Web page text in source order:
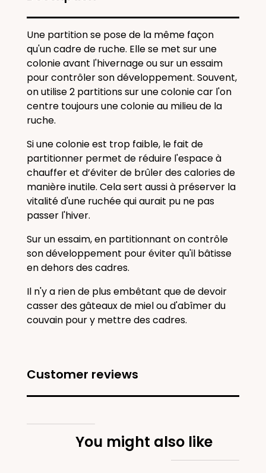
Une partition se pose de la même façon
qu'uncadre de ruche. Elle se met sur une
colonie avant l'hivernage ou sur un essaim
pour contrôler son développement. Souvent,
on utilise 2 partitions sur une colonie car l'on
centre toujours une colonie au milieu de la
ruche.
Si une colonie est trop faible, le fait de
partitionner permet de réduire l'espace à
chauffer et d’éviter de brûler des calories de
manière inutile. Cela sert aussi à préserver la
vitalité d'une ruchée qui aurait pu ne pas
passer l'hiver.
Sur unessaim, en partitionnant on contrôle
son développement pour éviter qu'il bâtisse
en dehors des cadres.
Il n'y a rien de plus embêtant que de devoir
casser des gâteaux de miel ou d'abîmer du
couvain pour y mettre des cadres.
Customer reviews
You might also like